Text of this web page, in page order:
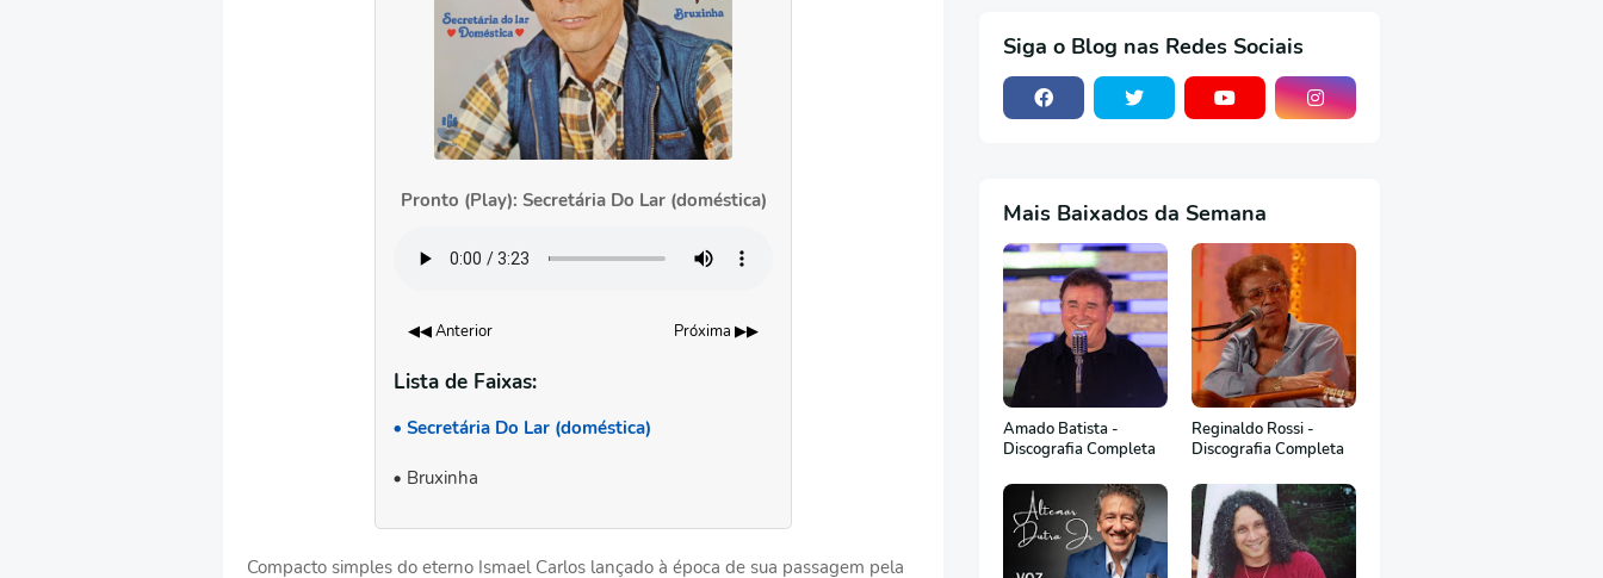
Pronto (Play): Secretária Do Lar (doméstica)
◀◀ Anterior Próxima ▶▶
Lista de Faixas:
Secretária Do Lar (doméstica)
Bruxinha
Compacto simples do eterno Ismael Carlos lançado à época de sua passagem pela
Siga o Blog nas Redes Sociais
Mais Baixados da Semana
Amado Batista -
Discografia Completa
Reginaldo Rossi -
Discografia Completa